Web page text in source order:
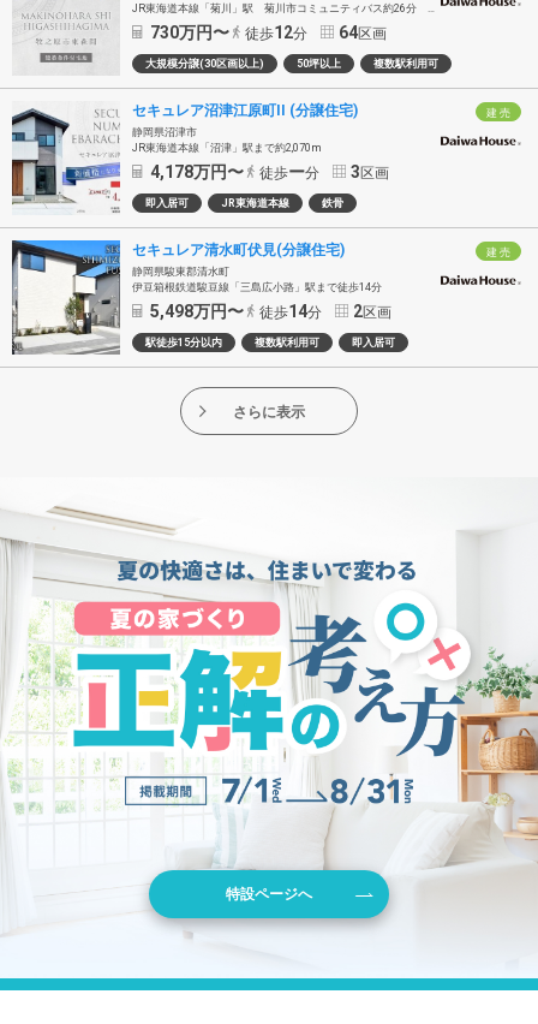
JR東海道本線「菊川」駅 菊川市コミュニティバス約26分 「沢水加原」バス停徒歩12分～13分
730万円〜 徒歩12分 64区画
大規模分譲(30区画以上) 50坪以上 複数駅利用可
建 売
セキュレア沼津江原町II (分譲住宅)
静岡県沼津市
JR東海道本線「沼津」駅まで約2,070m
4,178万円〜 徒歩ー分 3区画
即入居可 JR東海道本線 鉄骨
建 売
セキュレア清水町伏見(分譲住宅)
静岡県駿東郡清水町
伊豆箱根鉄道駿豆線「三島広小路」駅まで徒歩14分
5,498万円〜 徒歩14分 2区画
駅徒歩15分以内 複数駅利用可 即入居可
さらに表示
特設ページへ